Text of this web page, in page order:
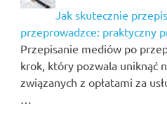
Jak skutecznie
przeprowadzce: praktyczny
Przepisanie mediów po
krok, który pozwala uniknąć
związanych z opłatami za
…